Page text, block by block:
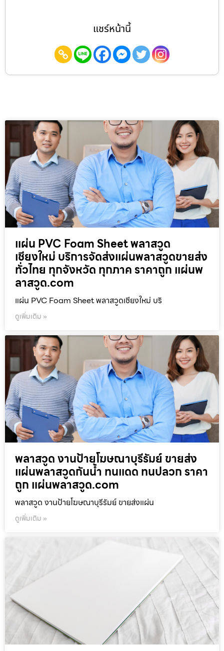
แชร์หน้านี้
แผ่น PVC Foam Sheet พลาสวูด
เชียงใหม่ บริการจัดส่งแผ่นพลาสวูดขายส่ง
ทั่วไทย ทุกจังหวัด ทุกภาค ราคาถูก แผ่นพ
ลาสวูด.com
แผ่น PVC Foam Sheet พลาสวูดเชียงใหม่ บริ
ดูเพิ่มเติม »
พลาสวูด งานป้ายโฆษณาบุรีรัมย์ ขายส่ง
แผ่นพลาสวูดกันน้ำ ทนแดด ทนปลวก ราคา
ถูก แผ่นพลาสวูด.com
พลาสวูด งานป้ายโฆษณาบุรีรัมย์ ขายส่งแผ่น
ดูเพิ่มเติม »